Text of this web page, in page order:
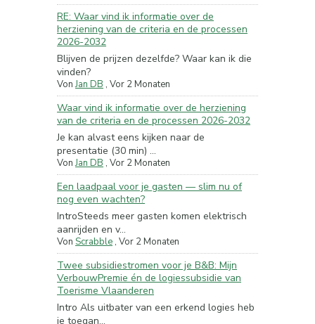
RE: Waar vind ik informatie over de
herziening van de criteria en de processen
2026-2032
Blijven de prijzen dezelfde? Waar kan ik die
vinden?
VonJan DB , Vor 2 Monaten
Waar vind ik informatie over de herziening
van de criteria en de processen 2026-2032
Je kan alvast eens kijken naar de
presentatie (30 min) ...
VonJan DB , Vor 2 Monaten
Een laadpaal voor je gasten — slim nu of
nog even wachten?
IntroSteeds meer gasten komen elektrisch
aanrijden en v...
Von Scrabble , Vor 2 Monaten
Twee subsidiestromen voor je B&B: Mijn
VerbouwPremie én de logiessubsidie van
Toerisme Vlaanderen
Intro Als uitbater van een erkend logies heb
je toegan...